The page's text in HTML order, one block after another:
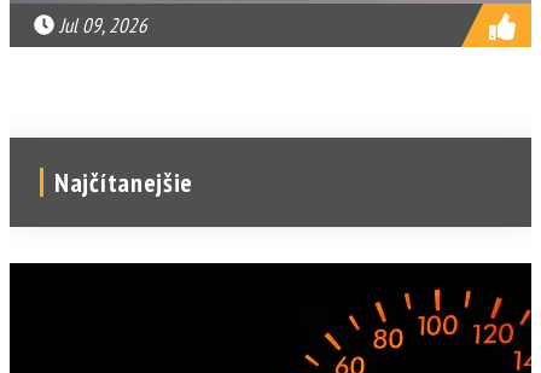
Jul 09, 2026
Najčítanejšie